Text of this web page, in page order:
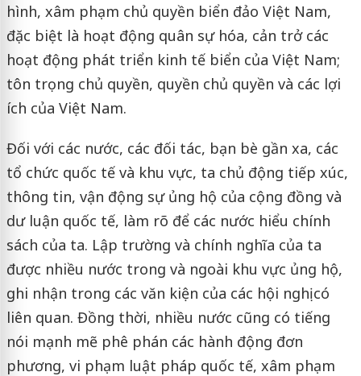
hình, xâm phạm chủ quyền biển đảo Việt Nam,
đặc biệt là hoạt động quân sự hóa, cản trở các
hoạt động phát triển kinh tế biển của Việt Nam;
tôn trọng chủ quyền, quyền chủ quyền và các lợi
ích của Việt Nam.
Đối với các nước, các đối tác, bạn bè gần xa, các
tổ chức quốc tế và khu vực, ta chủ động tiếp xúc,
thông tin, vận động sự ủng hộ của cộng đồng và
dư luận quốc tế, làm rõ để các nước hiểu chính
sách của ta. Lập trường và chính nghĩa của ta
được nhiều nước trong và ngoài khu vực ủng hộ,
ghi nhận trong các văn kiện của các hội nghị có
liên quan. Đồng thời, nhiều nước cũng có tiếng
nói mạnh mẽ phê phán các hành động đơn
phương, vi phạm luật pháp quốc tế, xâm phạm